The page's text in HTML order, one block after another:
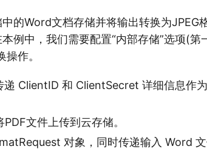
的Word文档存储并将输出转换为JPEG
例中，我们需要配置“内部存储”选项(第
作。
ClientID 和 ClientSecret 详细信息作
文件上传到云存储。
对象，同时传递输入 Word